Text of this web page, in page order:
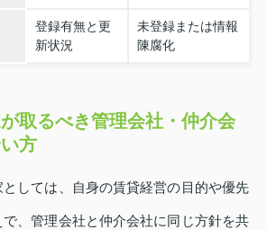
登録有無と更
新状況
未登録または情報
陳腐化
取るべき管理会社・仲介会
方
としては、自身の賃貸経営の目的や優先
、管理会社と仲介会社に同じ方針を共